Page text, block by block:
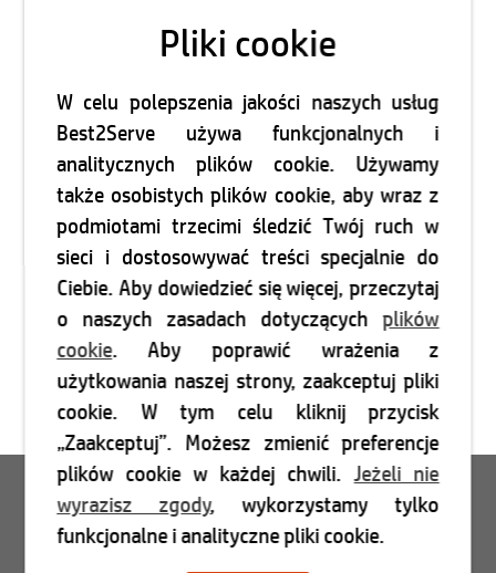
Login
Zarejestruj się
Pliki cookie
W celu polepszenia jakości naszych usług
Best2Serve używa funkcjonalnych i
analitycznych plików cookie. Używamy
także osobistych plików cookie, aby wraz z
podmiotami trzecimi śledzić Twój ruch w
sieci i dostosowywać treści specjalnie do
Ciebie. Aby dowiedzieć się więcej, przeczytaj
o naszych zasadach dotyczącychplików
cookie. Aby poprawić wrażenia z
użytkowania naszej strony, zaakceptuj pliki
cookie. W tym celu kliknij przycisk
„Zaakceptuj”. Możesz zmienić preferencje
plików cookie w każdej chwili.Jeżeli nie
wyrazisz zgody, wykorzystamy tylko
funkcjonalne i analityczne pliki cookie.